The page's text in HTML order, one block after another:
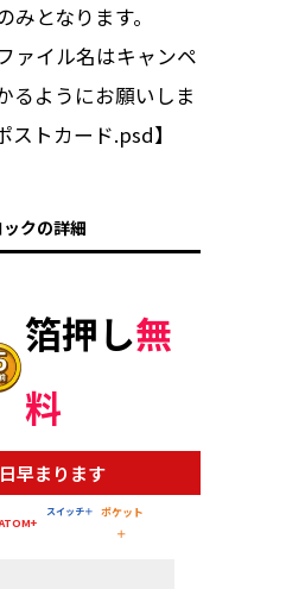
となります。
ァイル名はキャンペ
るようにお願いしま
ストカード.psd】
クの詳細
箔押し無
料
早まります
スイッチ＋
ポケット
＋